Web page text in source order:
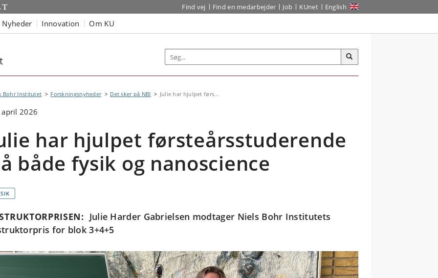
Find vej Find en medarbejder Job KUnet English
Nyheder Innovation Om KU
Bohr Institutet Forskningsnyheder Det sker på NBI Julie har hjulpet førs...
2026
har hjulpet førsteårsstuderende
både fysik og nanoscience
Julie Harder Gabrielsen modtager Niels Bohr Institutets
for blok 3+4+5